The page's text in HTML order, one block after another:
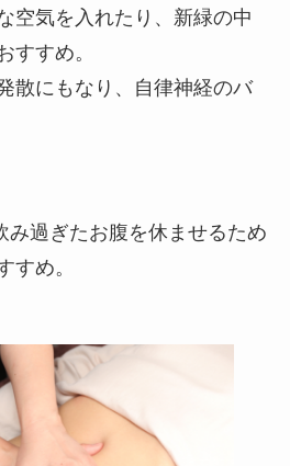
空気を入れたり、新緑の中
すすめ。
散にもなり、自律神経のバ
み過ぎたお腹を休ませるため
すめ。